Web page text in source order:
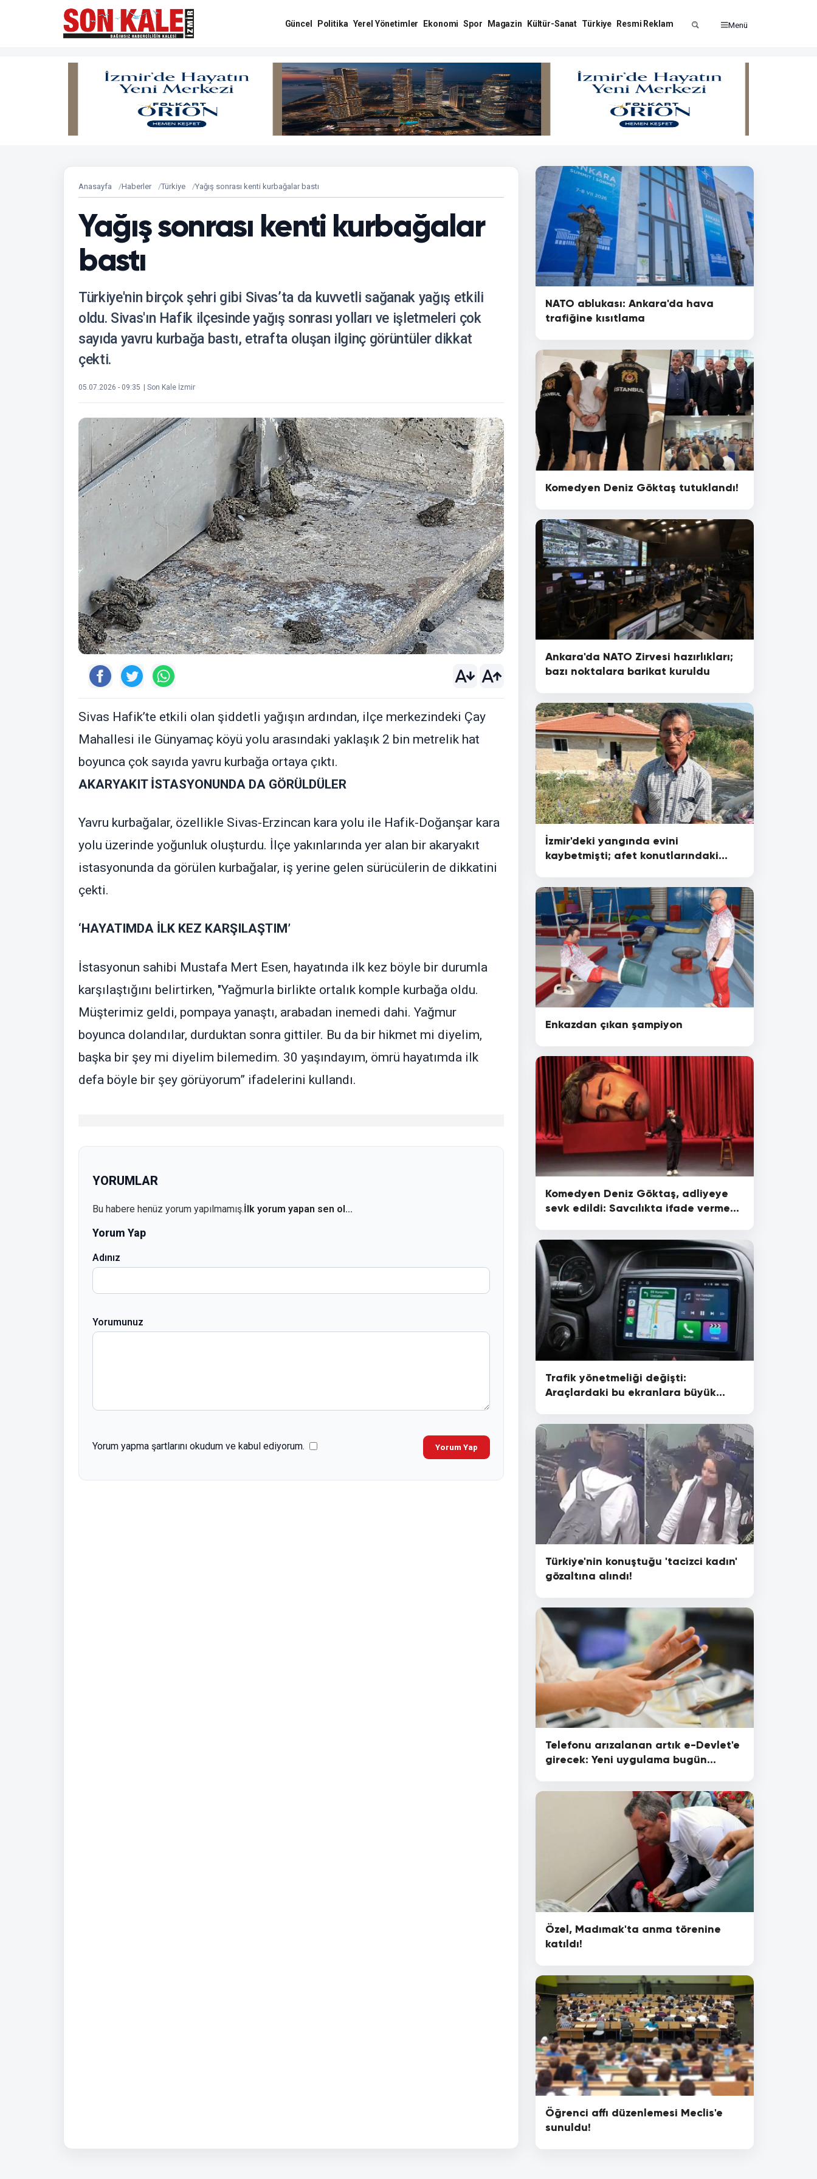
Güncel Politika Yerel Yönetimler Ekonomi Spor Magazin Kültür-Sanat Türkiye Resmi Reklam Menü
Anasayfa Haberler Türkiye Yağış sonrası kenti kurbağalar bastı
Yağış sonrası kenti kurbağalar
bastı
Türkiye'nin birçok şehri gibi Sivas’ta da kuvvetli sağanak yağış etkili
oldu. Sivas'ın Hafik ilçesinde yağış sonrası yolları ve işletmeleri çok
sayıda yavru kurbağa bastı, etrafta oluşan ilginç görüntüler dikkat
çekti.
05.07.2026 - 09:35 | Son Kale İzmir
Sivas Hafik’te etkili olan şiddetli yağışın ardından, ilçe merkezindeki Çay
Mahallesi ile Günyamaç köyü yolu arasındaki yaklaşık 2 bin metrelik hat
boyunca çok sayıda yavru kurbağa ortaya çıktı.
AKARYAKIT İSTASYONUNDA DA GÖRÜLDÜLER
Yavru kurbağalar, özellikle Sivas-Erzincan kara yolu ile Hafik-Doğanşar kara
yolu üzerinde yoğunluk oluşturdu. İlçe yakınlarında yer alan bir akaryakıt
istasyonunda da görülen kurbağalar, iş yerine gelen sürücülerin de dikkatini
çekti.
‘HAYATIMDA İLK KEZ KARŞILAŞTIM’
İstasyonun sahibi Mustafa Mert Esen, hayatında ilk kez böyle bir durumla
karşılaştığını belirtirken, "Yağmurla birlikte ortalık komple kurbağa oldu.
Müşterimiz geldi, pompaya yanaştı, arabadan inemedi dahi. Yağmur
boyunca dolandılar, durduktan sonra gittiler. Bu da bir hikmet mi diyelim,
başka bir şey mi diyelim bilemedim. 30 yaşındayım, ömrü hayatımda ilk
defa böyle bir şey görüyorum” ifadelerini kullandı.
YORUMLAR
Bu habere henüz yorum yapılmamış.İlk yorum yapan sen ol...
Yorum Yap
Adınız
Yorumunuz
Yorum yapma şartlarını okudum ve kabul ediyorum. Yorum Yap
NATO ablukası: Ankara'da hava
trafiğine kısıtlama
Komedyen Deniz Göktaş tutuklandı!
Ankara'da NATO Zirvesi hazırlıkları;
bazı noktalara barikat kuruldu
İzmir'deki yangında evini
kaybetmişti; afet konutlarındaki
Enkazdan çıkan şampiyon
Komedyen Deniz Göktaş, adliyeye
sevk edildi: Savcılıkta ifade vermesi
Trafik yönetmeliği değişti:
Araçlardaki bu ekranlara büyük
Türkiye'nin konuştuğu 'tacizci kadın'
gözaltına alındı!
Telefonu arızalanan artık e-Devlet'e
girecek: Yeni uygulama bugün
Özel, Madımak'ta anma törenine
katıldı!
Öğrenci affı düzenlemesi Meclis'e
sunuldu!